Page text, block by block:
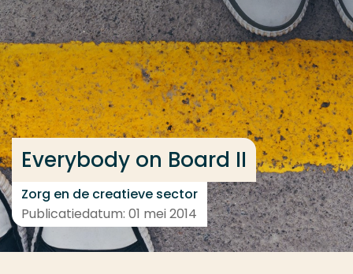
Ga direct naar de content
... > Resultaten
Everybody on Board II
Zorg en de creatieve sector
Publicatiedatum: 01 mei 2014
Veel gezocht
Opleiding
Contact